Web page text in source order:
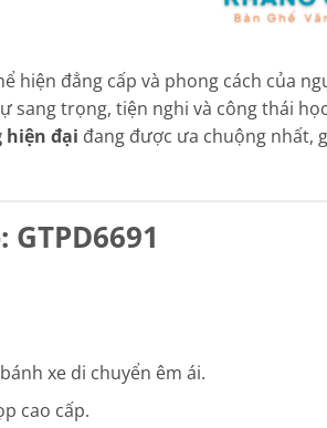
hiện đẳng cấp và phong cách của
sang trọng, tiện nghi và công thái
hiện đại đang được ưa chuộng nhất,
xe di chuyển êm ái.
cao cấp.